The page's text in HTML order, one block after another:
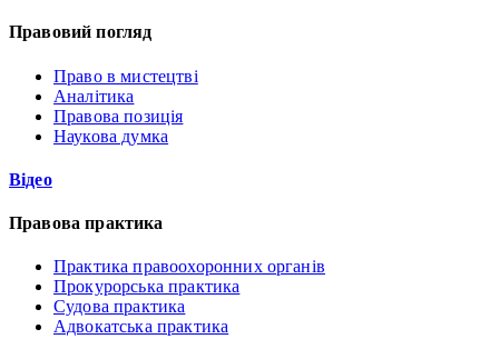
Правовий погляд
Право в мистецтві
Аналітика
Правова позиція
Наукова думка
Відео
Правова практика
Практика правоохоронних органів
Прокурорська практика
Судова практика
Адвокатська практика